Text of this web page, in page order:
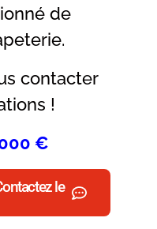
de
contacter
!
€
le